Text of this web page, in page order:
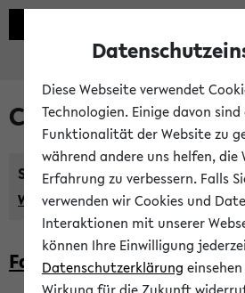
Courses taught in
Semester:
WiSe 2026/2027 SoSe 2026
Faculty of Biology
Diese Webseite verwendet
Technologien. Einige davon
Funktionalität der Website zu
während andere uns helfen, die
Erfahrung zu verbessern. Falls
verwenden wir Cookies und
Interaktionen mit unserer
können Ihre Einwilligung
Datenschutzerklärung